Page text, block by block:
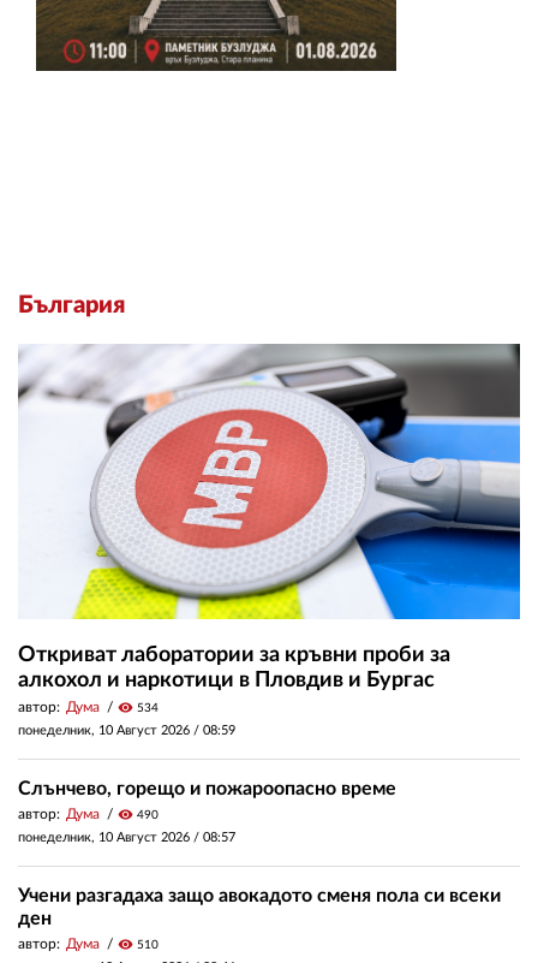
България
Откриват лаборатории за кръвни проби за
алкохол и наркотици в Пловдив и Бургас
автор: Дума visibility 534
понеделник, 10 Август 2026 / 08:59
Слънчево, горещо и пожароопасно време
автор: Дума visibility 490
понеделник, 10 Август 2026 / 08:57
Учени разгадаха защо авокадото сменя пола си всеки
ден
автор: Дума visibility 510